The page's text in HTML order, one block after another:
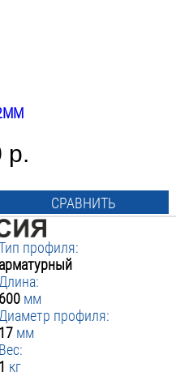
р.
СРАВНИТЬ
профиля:
арматурный
Длина:
600 мм
Диаметр профиля:
17 мм
Вес:
1 кг